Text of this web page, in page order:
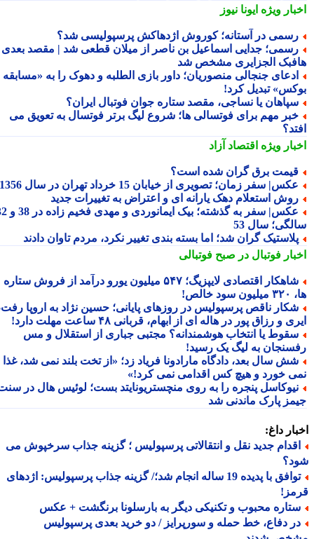
ویژهایونا نیوز
در آستانه؛ کوروش اژدهاکش پرسپولیسی شد؟
جدایی اسماعیل بن ناصر از میلان قطعی شد | مقصد بعدی
الجزایری مشخص شد
جنجالی منصوریان؛ داور بازی الطلبه و دهوک را به «مسابقه
تبدیل کرد!
یا نساجی، مقصد ستاره جوان فوتبال ایران؟
مهم برای فوتسالی ها؛ شروع لیگ برتر فوتسال به تعویق می
ویژهاقتصاد آزاد
برق گران شده است؟
سفر زمان؛ تصویری از خیابان 15 خرداد تهران در سال 1356
استعلام دهک یارانه ای و اعتراض به تغییرات جدید
عکس| سفر به گذشته؛ بیک ایمانوردی و مهدی فخیم زاده در 38 و 32
سال 53
گران شد؛ اما بسته بندی تغییر نکرد، مردم تاوان دادند
فوتبال در صبح فوتبالی
شاهکار اقتصادی لایپزیگ؛ ۵۴۷ میلیون یورو درآمد از فروش ستاره
ناقص پرسپولیس در روزهای پایانی؛ حسین نژاد به اروپا رفت،
و رزاق پور در هاله ای از ابهام، قربانی ۴۸ ساعت مهلت دارد!
یا انتخاب هوشمندانه؟ مجتبی جباری از استقلال و مس
به لیگ یک رسید!
سال بعد، دادگاه مارادونا فریاد زد؛ «از تخت بلند نمی شد، غذا
خورد و هیچ کس اقدامی نمی کرد!»
پنجره را به روی منچستریونایتد بست؛ لوئیس هال در سنت
پارک ماندنی شد
داغ:
جدید نقل و انتقالاتی پرسپولیس ؛ گزینه جذاب سرخپوش می
توافق با پدیده 19 ساله انجام شد؛/ گزینه جذاب پرسپولیس: اژدهای
محبوب و تکنیکی دیگر به بارسلونا برنگشت + عکس
دفاع، خط حمله و سورپرایز / دو خرید بعدی پرسپولیس